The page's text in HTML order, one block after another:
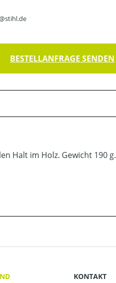
BESTELLANFRAGE SENDEN
Halt im Holz. Gewicht 190 g.
KONTAKT